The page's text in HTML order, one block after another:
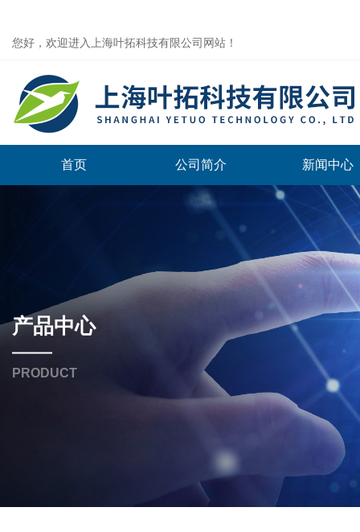
您好，欢迎进入上海叶拓科技有限公司网站！
首页 公司简介 新闻中心
产品中心
PRODUCT